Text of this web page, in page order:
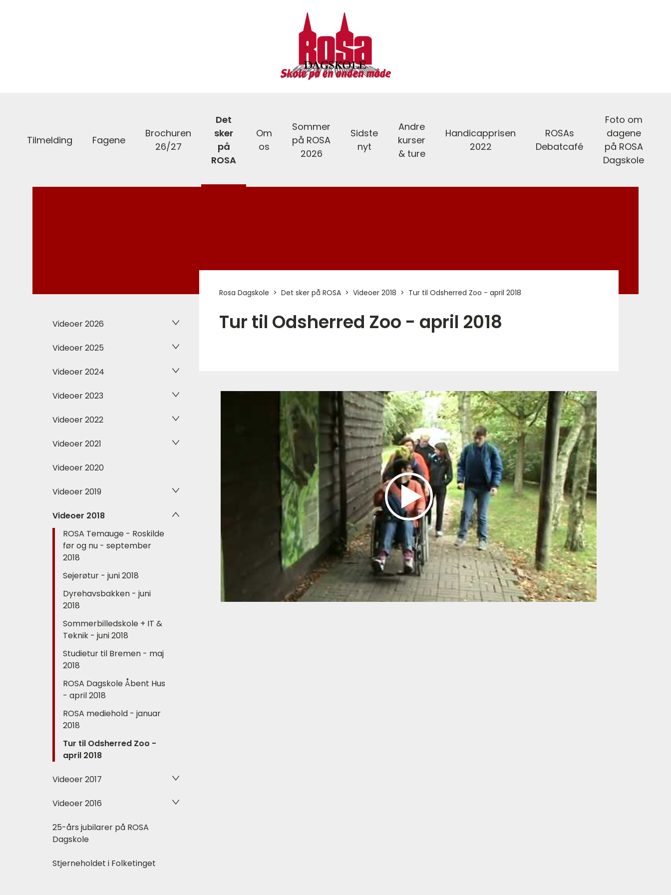
Tilmelding Fagene
Brochuren
26/27
Det
sker
på
ROSA
Om
os
Sommer
på ROSA
2026
Sidste
nyt
Andre
kurser
& ture
Handicapprisen
2022
ROSAs
Debatcafé
Foto om
dagene
på ROSA
Dagskole
Videoer 2026
Videoer 2025
Videoer 2024
Videoer 2023
Videoer 2022
Videoer 2021
Videoer 2020
Videoer 2019
Videoer 2018
ROSA Temauge - Roskilde
før og nu - september
2018
Sejerøtur - juni 2018
Dyrehavsbakken - juni
2018
Sommerbilledskole + IT &
Teknik - juni 2018
Studietur til Bremen - maj
2018
ROSA Dagskole Åbent Hus
- april 2018
ROSA mediehold - januar
2018
Tur til Odsherred Zoo -
april 2018
Videoer 2017
Videoer 2016
25-års jubilarer på ROSA
Dagskole
Stjerneholdet i Folketinget
Rosa Dagskole Det sker på ROSA Videoer 2018 Tur til Odsherred Zoo - april 2018
Tur til Odsherred Zoo - april 2018